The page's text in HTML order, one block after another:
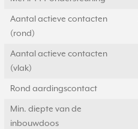
Aantal actieve contacten
(rond)
Aantal actieve contacten
(vlak)
Rond aardingscontact
Min. diepte van de
inbouwdoos